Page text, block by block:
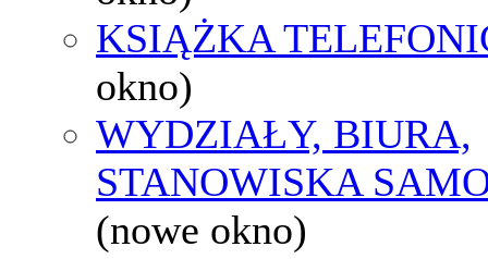
KSIĄŻKA
okno)
WYDZIAŁY, BIURA,
STANOWISKA
(nowe okno)